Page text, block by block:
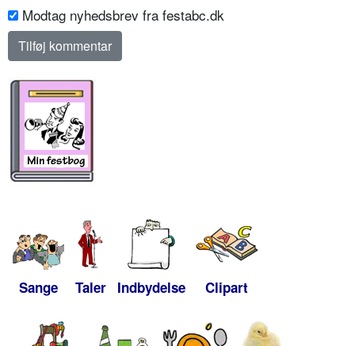
Modtag nyhedsbrev fra festabc.dk
Sange Taler Indbydelse Clipart